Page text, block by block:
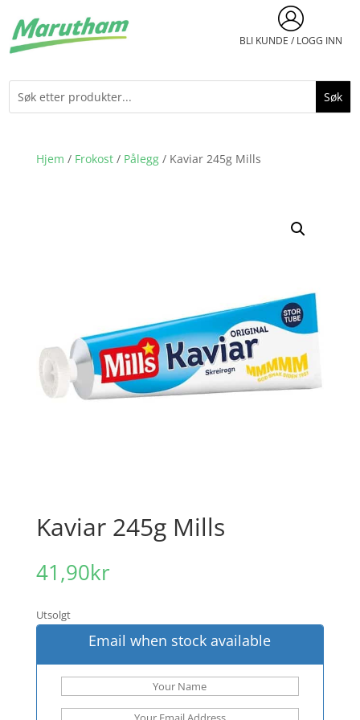
BLI KUNDE / LOGG INN
Hjem / Frokost/ Pålegg/ Kaviar 245g Mills
Kaviar 245g Mills
41,90kr
Utsolgt
Email when stock available